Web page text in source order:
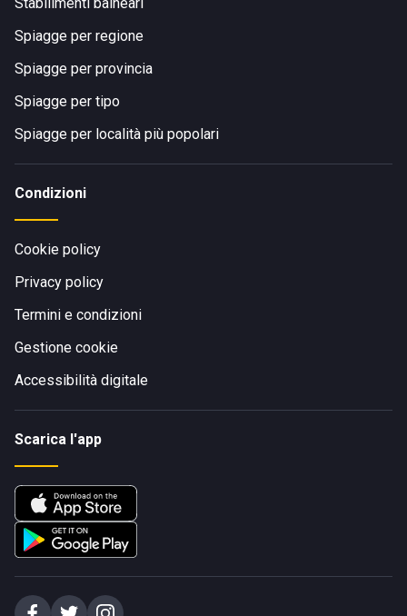
Spiagge per regione
Spiagge per provincia
Spiagge per tipo
Spiagge per località più popolari
Condizioni
Cookie policy
Privacy policy
Termini e condizioni
Gestione cookie
Accessibilità digitale
Scarica l'app